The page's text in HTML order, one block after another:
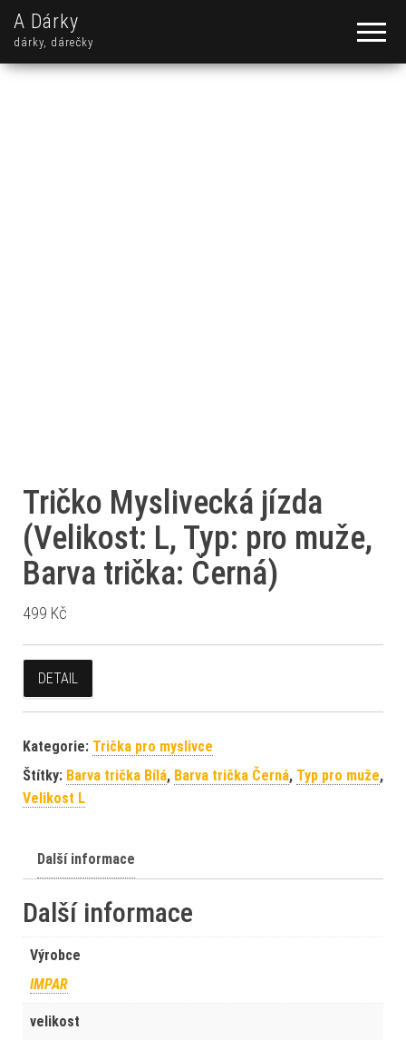
A Dárky
dárky, dárečky
Tričko Myslivecká jízda
(Velikost: L, Typ: pro muže,
Barva trička: Černá)
499 Kč
DETAIL
Kategorie: Trička pro myslivce
Štítky: Barva trička Bílá, Barva trička Černá, Typ pro muže,
Velikost L
Další informace
Další informace
Výrobce
IMPAR
velikost